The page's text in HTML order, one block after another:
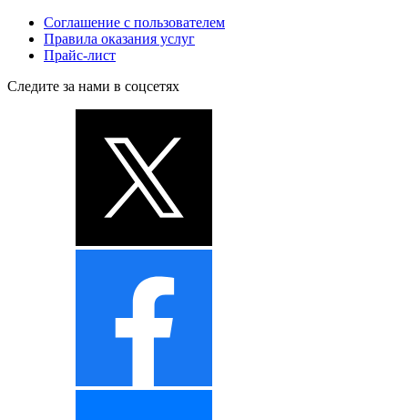
Соглашение с пользователем
Правила оказания услуг
Прайс-лист
Следите за нами в соцсетях